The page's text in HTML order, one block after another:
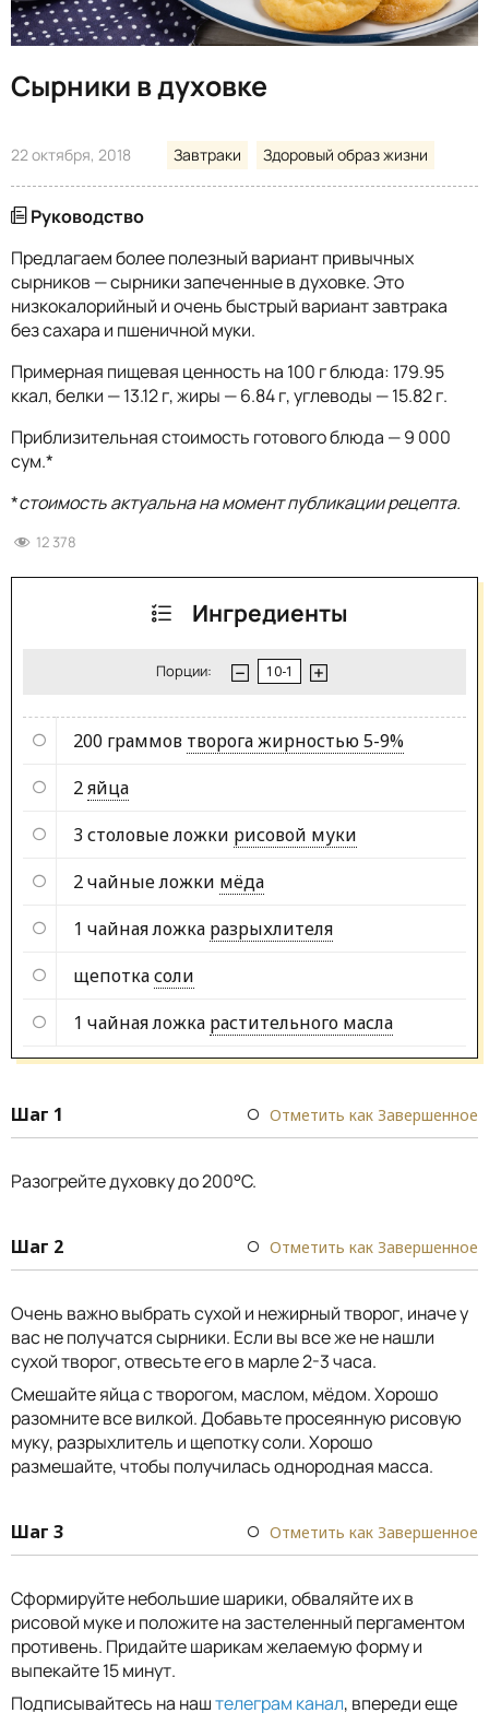
Сырники в духовке
22 октября, 2018 Завтраки Здоровый образ жизни
Руководство
Предлагаем более полезный вариант привычных
сырников — сырники запеченные в духовке. Это
низкокалорийный и очень быстрый вариант завтрака
без сахара и пшеничной муки.
Примерная пищевая ценность на 100 г блюда: 179.95
ккал, белки — 13.12 г, жиры — 6.84 г, углеводы — 15.82 г.
Приблизительная стоимость готового блюда — 9 000
сум.*
*стоимость актуальна на момент публикации рецепта.
12 378
Ингредиенты
Порции:
200 граммов творога жирностью 5-9%
2яйца
3 столовые ложки рисовой муки
2 чайные ложки мёда
1 чайная ложка разрыхлителя
щепоткасоли
1 чайная ложка растительного масла
Шаг 1 Отметить как Завершенное
Разогрейте духовку до 200°C.
Шаг 2 Отметить как Завершенное
Очень важно выбрать сухой и нежирный творог, иначе у
вас не получатся сырники. Если вы все же не нашли
сухой творог, отвесьте его в марле 2-3 часа.
Смешайте яйца с творогом, маслом, мёдом. Хорошо
разомните все вилкой. Добавьте просеянную рисовую
муку, разрыхлитель и щепотку соли. Хорошо
размешайте, чтобы получилась однородная масса.
Шаг 3 Отметить как Завершенное
Сформируйте небольшие шарики, обваляйте их в
рисовой муке и положите на застеленный пергаментом
противень. Придайте шарикам желаемую форму и
выпекайте 15 минут.
Подписывайтесь на наштелеграм канал, впереди еще